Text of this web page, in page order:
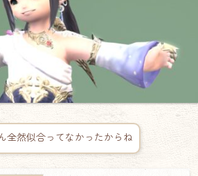
全然似合ってなかったからね